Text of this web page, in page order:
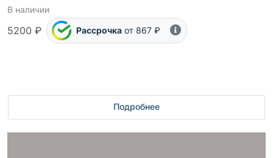
В наличии
5200 ₽ Рассрочка от 867 ₽
Подробнее